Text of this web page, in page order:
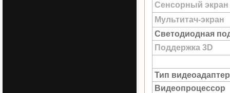
Сенсорный экран
Мультитач-экран
Светодиодная
Поддержка 3D
Тип
Видеопроцессор